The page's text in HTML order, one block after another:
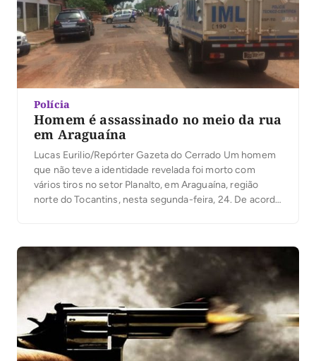
Polícia
Homem é assassinado no meio da rua
em Araguaína
Lucas Eurilio/Repórter Gazeta do Cerrado Um homem
que não teve a identidade revelada foi morto com
vários tiros no setor Planalto, em Araguaína, região
norte do Tocantins, nesta segunda-feira, 24. De acordo
mudado recentemente para o setor […]